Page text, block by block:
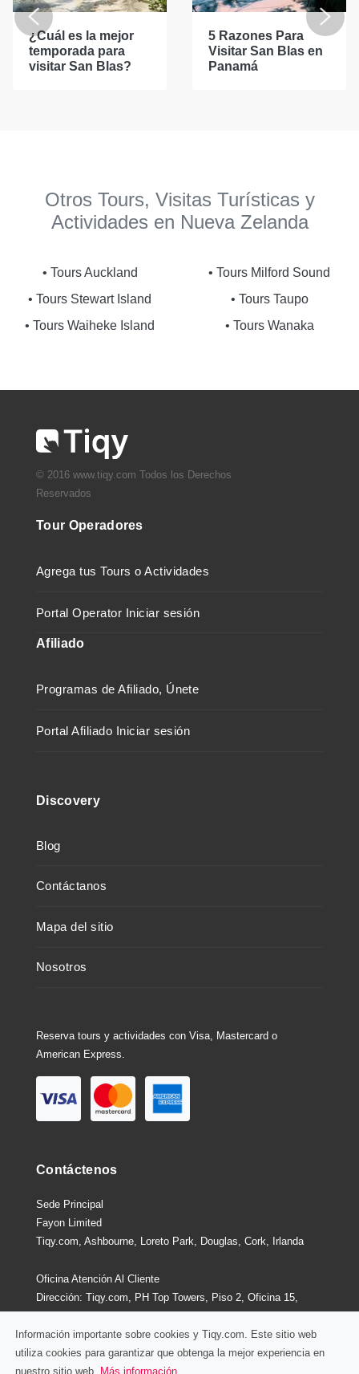
¿Cuál es la mejor
temporada para
visitar San Blas?
5 Razones Para
Visitar San Blas en
Panamá
Otros Tours, Visitas Turísticas y
Actividades en Nueva Zelanda
• Tours Auckland
• Tours Milford Sound
• Tours Stewart Island
• Tours Taupo
• Tours Waiheke Island
• Tours Wanaka
© 2016 www.tiqy.com Todos los Derechos
Reservados
Tour Operadores
Agrega tus Tours o Actividades
Portal Operator Iniciar sesión
Afiliado
Programas de Afiliado, Únete
Portal Afiliado Iniciar sesión
Discovery
Blog
Contáctanos
Mapa del sitio
Nosotros
Reserva tours y actividades con Visa, Mastercard o
American Express.
Contáctenos
Sede Principal
Fayon Limited
Tiqy.com, Ashbourne, Loreto Park, Douglas, Cork, Irlanda
Oficina Atención Al Cliente
Dirección: Tiqy.com, PH Top Towers, Piso 2, Oficina 15,
Costa Del Este, Ciudad De Panamá, Panamá
Información importante sobre cookies y Tiqy.com. Este sitio web
utiliza cookies para garantizar que obtenga la mejor experiencia en
nuestro sitio web.
Más información